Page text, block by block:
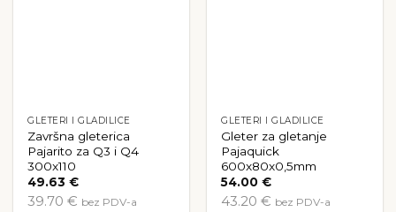
GLETERI I GLADILICE
Završna gleterica
Pajarito za Q3 i Q4
300x110
49.63€
39.70 € bez PDV-a
GLETERI I GLADILICE
Gleter za gletanje
Pajaquick
600x80x0,5mm
54.00€
43.20 € bez PDV-a